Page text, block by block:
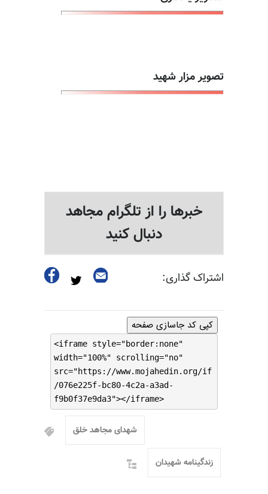
تصویر مزار شهید
خبرها را از تلگرام مجاهد
دنبال کنید
اشتراک گذاری:
کپی کد جاسازی صفحه
<iframe style="border:none"
width="100%" scrolling="no"
src="https://www.mojahedin.org/if
/076e225f-bc80-4c2a-a3ad-
f9b0f37e9da3"></iframe>
شهدای مجاهد خلق
زندگینامه شهیدان